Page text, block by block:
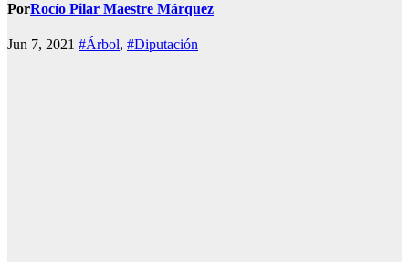
PorRocío Pilar Maestre Márquez
Jun 7, 2021 #Árbol, #Diputación